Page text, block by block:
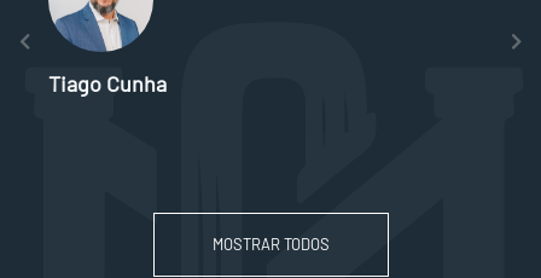
Tiago Cunha
MOSTRAR TODOS